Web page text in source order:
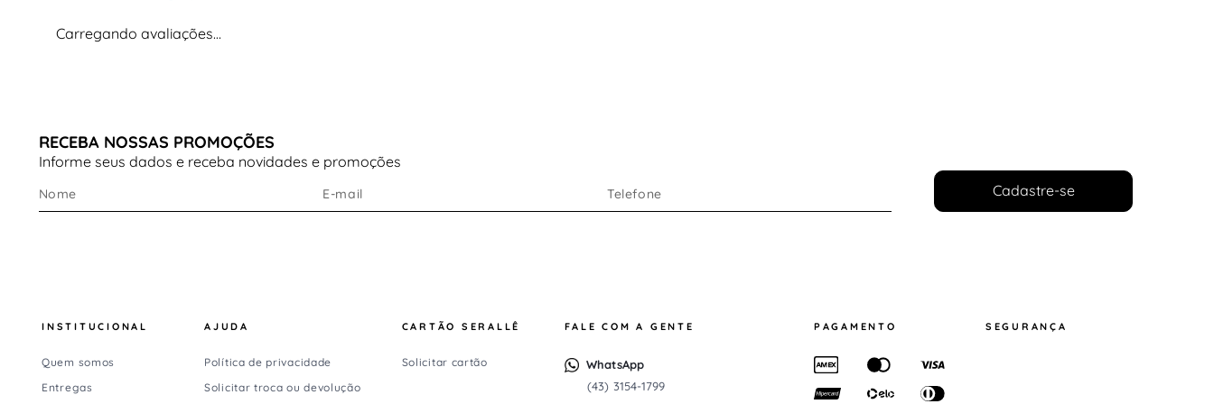
Excelente durabilidade quando conservado
corretamente
Design versátil para diversas ocasiões
Estrutura leve e estável
Excelente aderência durante a caminhada
Carregando avaliações…
RECEBA NOSSAS PROMOÇÕES
Informe seus dados e receba novidades e promoções
Cadastre-se
INSTITUCIONAL
Quem somos
Entregas
AJUDA
Política de privacidade
Solicitar troca ou devolução
CARTÃO SERALLÊ
Solicitar cartão
FALE COM A GENTE
WhatsApp
(43) 3154-1799
PAGAMENTO SEGURANÇA